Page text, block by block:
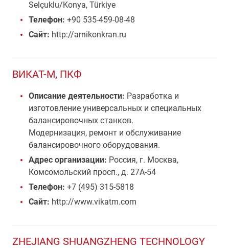
Selçuklu/Konya, Türkiye
Телефон: +90 535-459-08-48
Сайт: http://arnikonkran.ru
ВИКАТ-М, ПКФ
Описание деятельности: Разработка и
изготовление универсальных и специальных
балансировочных станков.
Модернизация, ремонт и обслуживание
балансировочного оборудования.
Адрес организации: Россия, г. Москва,
Комсомольский просп., д. 27А-54
Телефон: +7 (495) 315-5818
Сайт: http://www.vikatm.com
ZHEJIANG SHUANGZHENG TECHNOLOGY